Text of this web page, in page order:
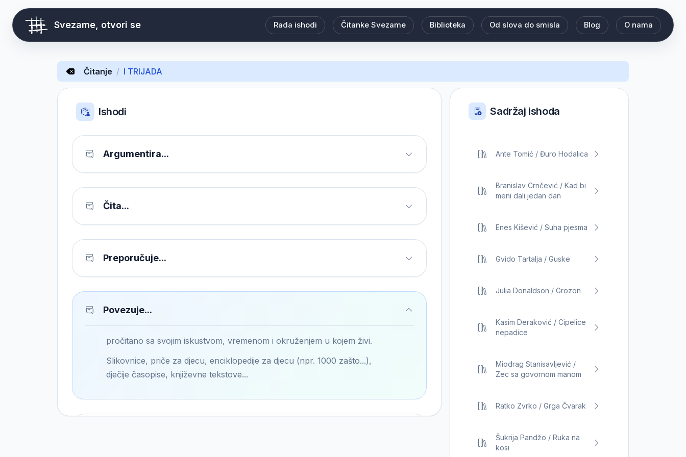
Svezame, otvori se Rada ishodi Čitanke Svezame Biblioteka Od slova do smisla Blog O nama
Čitanje / I TRIJADA
Ishodi
Argumentira...
Čita...
Preporučuje...
Povezuje...
pročitano sa svojim iskustvom, vremenom i okruženjem u kojem živi.
Slikovnice, priče za djecu, enciklopedije za djecu (npr. 1000 zašto...),
dječije časopise, književne tekstove...
Sadržaj ishoda
Ante Tomić / Đuro Hodalica
Branislav Crnčević / Kad bi
meni dali jedan dan
Enes Kišević / Suha pjesma
Gvido Tartalja / Guske
Julia Donaldson / Grozon
Kasim Deraković / Cipelice
nepadice
Miodrag Stanisavljević /
Zec sa govornom manom
Ratko Zvrko / Grga Čvarak
Šukrija Pandžo / Ruka na
kosi